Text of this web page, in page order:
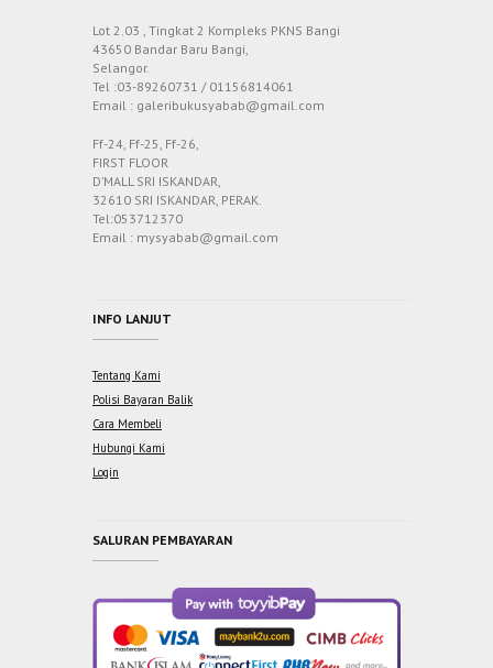
Lot 2.03 , Tingkat 2 Kompleks PKNS Bangi
43650 Bandar Baru Bangi,
Selangor.
Tel :03-89260731 / 01156814061
Email : galeribukusyabab@gmail.com
Ff-24, Ff-25, Ff-26,
FIRST FLOOR
D’MALL SRI ISKANDAR,
32610 SRI ISKANDAR, PERAK.
Tel:053712370
Email : mysyabab@gmail.com
INFO LANJUT
Tentang Kami
Polisi Bayaran Balik
Cara Membeli
Hubungi Kami
Login
SALURAN PEMBAYARAN